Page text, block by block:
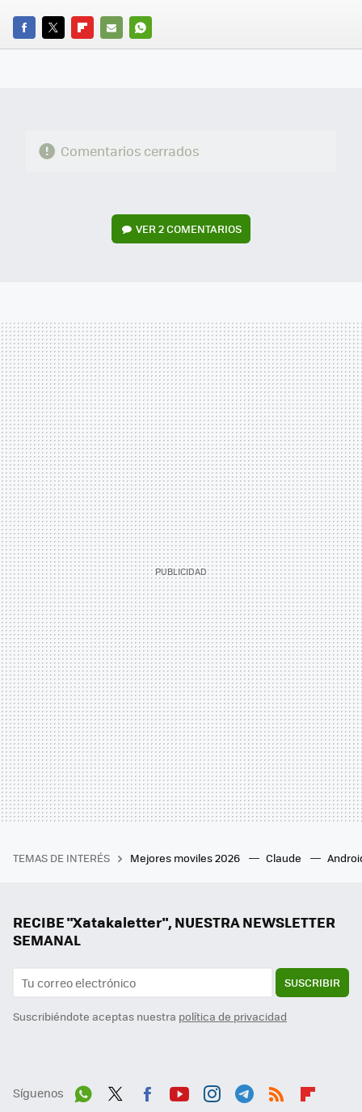
FACEBOOK
TWITTERFLIPBOARD
E-
WHATSAPP
Comentarios cerrados
VER2 COMENTARIOS
TEMAS DE INTERÉS Mejores moviles 2026 Claude
RECIBE "Xatakaletter", NUESTRA NEWSLETTER
SEMANAL
SUSCRIBIR
Suscribiéndote aceptas nuestra política de privacidad
Síguenos